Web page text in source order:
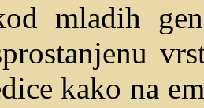
mladih
kako na